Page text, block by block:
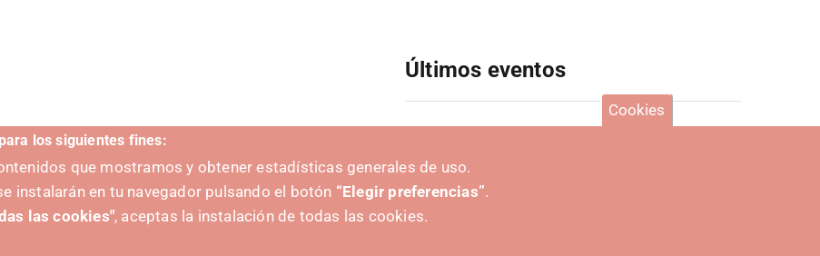
Últimos eventos
Ver más eventos
Cookies
los siguientes fines:
que mostramos y obtener estadísticas generales de uso.
instalarán en tu navegador pulsando el botón “Elegir preferencias”.
las cookies", aceptas la instalación de todas las cookies.